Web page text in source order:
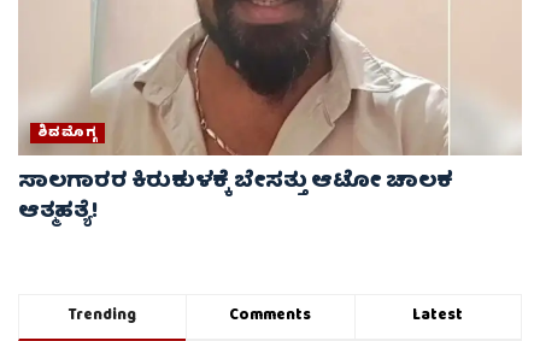
ಶಿವಮೊಗ್ಗ
ಸಾಲಗಾರರ ಕಿರುಕುಳಕ್ಕೆ ಬೇಸತ್ತು ಆಟೋ ಚಾಲಕ
ಆತ್ಮಹತ್ಯೆ!
Trending Comments Latest